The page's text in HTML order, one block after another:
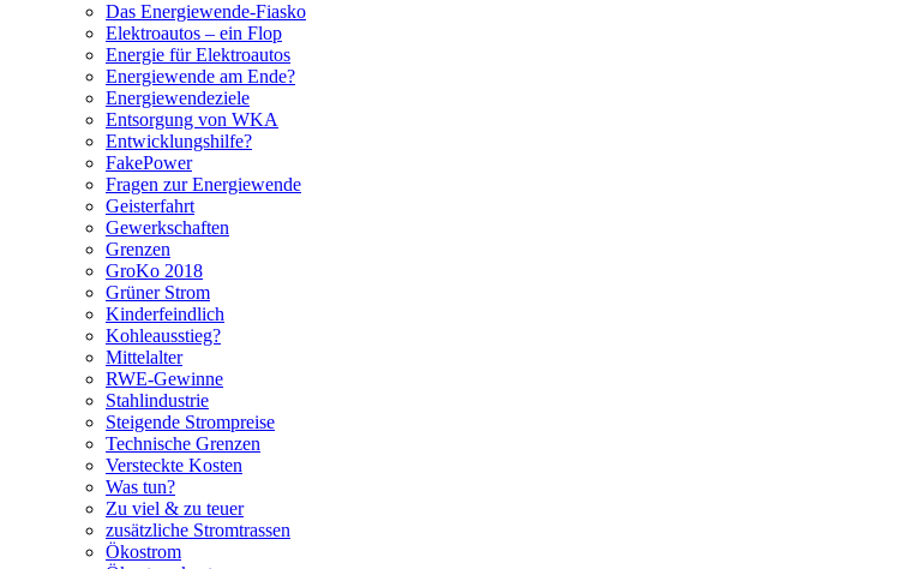
Das Energiewende-Fiasko
Elektroautos – ein Flop
Energie für Elektroautos
Energiewende am Ende?
Energiewendeziele
Entsorgung von WKA
Entwicklungshilfe?
FakePower
Fragen zur Energiewende
Geisterfahrt
Gewerkschaften
Grenzen
GroKo 2018
Grüner Strom
Kinderfeindlich
Kohleausstieg?
Mittelalter
RWE-Gewinne
Stahlindustrie
Steigende Strompreise
Technische Grenzen
Versteckte Kosten
Was tun?
Zu viel & zu teuer
zusätzliche Stromtrassen
Ökostrom